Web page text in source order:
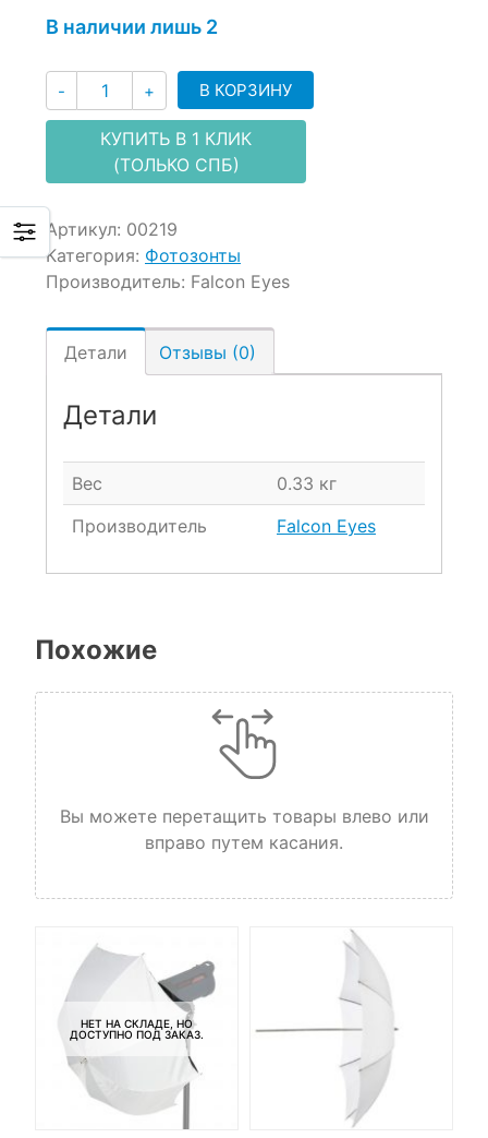
В наличии лишь 2
- Количество
+ В КОРЗИНУ
КУПИТЬ В 1 КЛИК
(ТОЛЬКО СПБ)
Артикул: 00219
Категория: Фотозонты
Производитель: Falcon Eyes
Детали Отзывы (0)
Детали
Вес
0.33 кг
Производитель
Falcon Eyes
Похожие
Вы можете перетащить товары влево или
вправо путем касания.
НЕТ НА СКЛАДЕ, НО
ДОСТУПНО ПОД ЗАКАЗ.